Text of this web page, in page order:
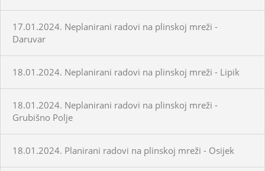
17.01.2024. Neplanirani radovi na plinskoj mreži -
Daruvar
18.01.2024. Neplanirani radovi na plinskoj mreži - Lipik
18.01.2024. Neplanirani radovi na plinskoj mreži -
Grubišno Polje
18.01.2024. Planirani radovi na plinskoj mreži - Osijek